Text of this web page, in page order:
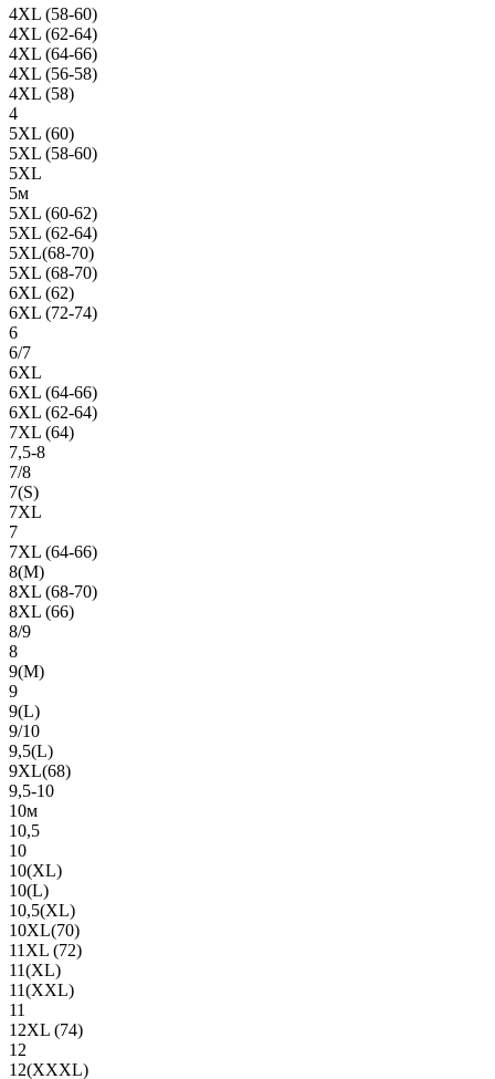
4XL (58-60)
4XL (62-64)
4XL (64-66)
4XL (56-58)
4XL (58)
4
5XL (60)
5XL (58-60)
5XL
5м
5XL (60-62)
5XL (62-64)
5XL(68-70)
5XL (68-70)
6XL (62)
6XL (72-74)
6
6/7
6XL
6XL (64-66)
6XL (62-64)
7XL (64)
7,5-8
7/8
7(S)
7XL
7
7XL (64-66)
8(М)
8XL (68-70)
8XL (66)
8/9
8
9(М)
9
9(L)
9/10
9,5(L)
9XL(68)
9,5-10
10м
10,5
10
10(XL)
10(L)
10,5(XL)
10XL(70)
11XL (72)
11(XL)
11(XXL)
11
12XL (74)
12
12(ХХХL)